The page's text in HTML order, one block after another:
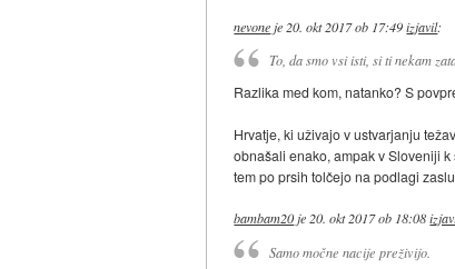
nevone je 20. okt 2017 ob 17:49 izjavil:
To, da smo vsi isti, si ti nekam
Razlika med kom, natanko? S
Hrvatje, ki uživajo v ustvarjanju
obnašali enako, ampak v Sloveniji
tem po prsih tolčejo na podlagi
bambam20je20. okt 2017 ob 18:08
Samo močne nacije preživijo.